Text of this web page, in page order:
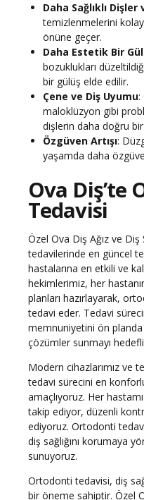
Daha Sağlıklı Dişler
temizlenmelerini
önüne geçer.
Daha Estetik Bir
bozuklukları
bir gülüş elde edilir.
Çene ve Diş Uyumu:
maloklüzyon gibi
dişlerin daha doğru bir
Özgüven Artışı:
yaşamda daha
Ova Diş’te
Tedavisi
Özel Ova Diş Ağız ve
tedavilerinde en güncel
hastalarına en etkili ve
hekimlerimiz, her
planları hazırlayarak,
tedavi eder. Tedavi
memnuniyetini ön planda
çözümler sunmayı
Modern cihazlarımız ve
tedavi sürecini en
amaçlıyoruz. Her
takip ediyor, düzenli
ediyoruz. Ortodonti
diş sağlığını korumaya
sunuyoruz.
Ortodonti tedavisi, diş
bir öneme sahiptir. Özel